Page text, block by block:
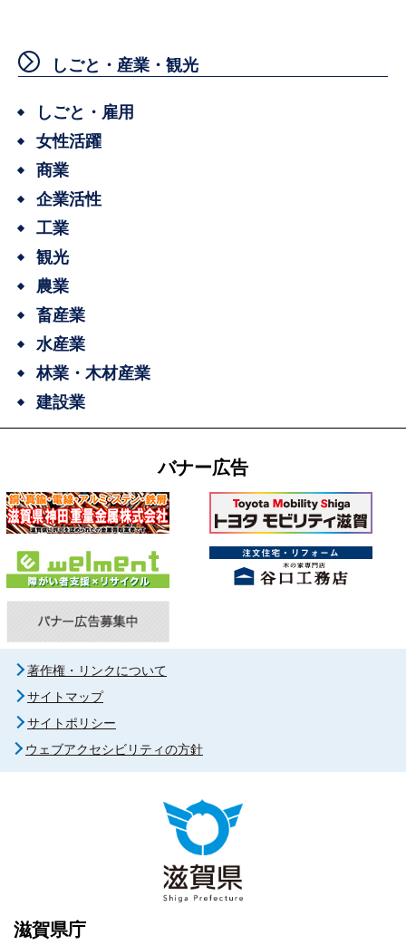
しごと・産業・観光
しごと・雇用
女性活躍
商業
企業活性
工業
観光
農業
畜産業
水産業
林業・木材産業
建設業
バナー広告
著作権・リンクについて
サイトマップ
サイトポリシー
ウェブアクセシビリティの方針
滋賀県庁